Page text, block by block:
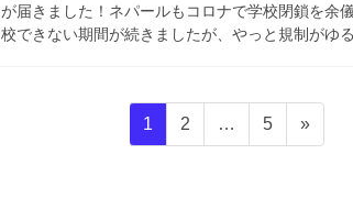
が届きました！ネパールもコロナで学校閉鎖を余
校できない期間が続きましたが、やっと規制がゆ
固
定
1
固
定
2 …
固
定
5 »